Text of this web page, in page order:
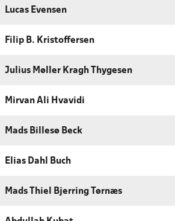
Lucas Evensen
Filip B. Kristoffersen
Julius Møller Kragh Thygesen
Mirvan Ali Hvavidi
Mads Billesø Beck
Elias Dahl Buch
Mads Thiel Bjerring Tørnæs